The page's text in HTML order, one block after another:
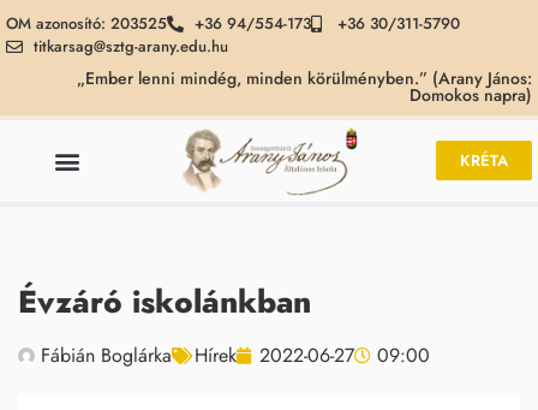
OM azonosító: 203525 +36 94/554-173
+36 30/311-5790
titkarsag@sztg-arany.edu.hu
„Ember lenni mindég, minden körülményben.” (Arany János:
Domokos napra)
KRÉTA
Évzáró iskolánkban
Fábián Boglárka Hírek 2022-06-27 09:00